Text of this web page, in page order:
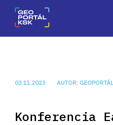
O GEOPORTÁLI
03.11.2023 AUTOR:
Konferencia